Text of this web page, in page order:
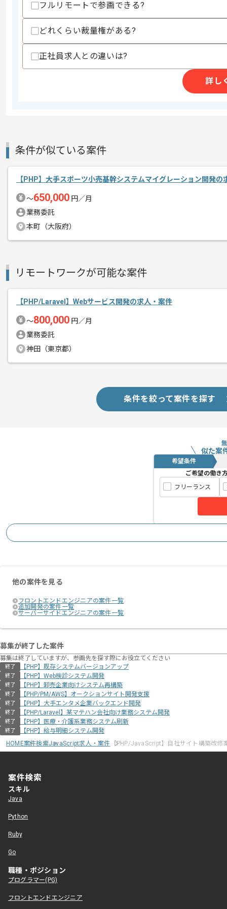
・下記を用いた開発経験
-React
-Vue.js
スキルに不安がある方へ
上記に似た経験やスキルをお持ちであれば
支払いサイト
その他募集要項
週5日常駐での作業を想定しております
これまでのご経験を活かしたい方にお
フルリモートで参画できる?
どれくらい裁量権がある?
正社員求人との違いは?
詳し
条件が似ている案件
【PHP】大手スポーツ小売基幹システムマイグレーション開発の
〜650,000 円／月
業務委託
本町（大阪府）
リモートワークが可能な案件
【PHP/Laravel】Webサービス開発の求人・案件
〜800,000 円／月
業務委託
神田（東京都）
条件を絞って案件を探す
似た案
希望条件
ご希望の働き
フリーランス
他の案件を見る
フロントエンドエンジニアの案件一覧
追加開発の案件一覧
サーバーサイドエンジニアの案件一覧
募集が終了した案件
募集は終了していますが、参画先を探す際にお役立てください
終了 【PHP】既存システムバージョンアップ
終了 【PHP】Web検診システム開発
終了 【PHP】卸売企業向けシステム再構築
終了 【PHP/PM/AWS】オークションサイト開発支援
終了 【PHP】大手エンタメ企業バックエンド開発
終了 【PHP/Laravel】某マテハン会社向け業務システム開発
終了 【PHP】医療・介護系業務システム刷新
終了
【PHP】給与明細システム開発
HOME案件検索JavaScript求人・案件 【PHP/JavaScript】自社サイト構築改修
案件検索
スキル
Java
Python
Ruby
Go
職種・ポジション
プログラマー(PG)
フロントエンドエンジニア